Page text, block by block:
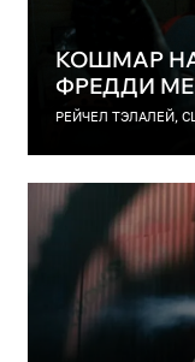
КОШМАР
ФРЕДДИ
РЕЙЧЕЛ ТЭЛАЛЕЙ,